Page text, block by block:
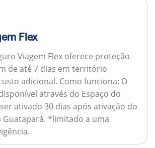
Flex
Viagem Flex oferece proteção
de até 7 dias em território
adicional. Como funciona: O
através do Espaço do
ativado 30 dias após ativação do
Guatapará. *limitado a uma